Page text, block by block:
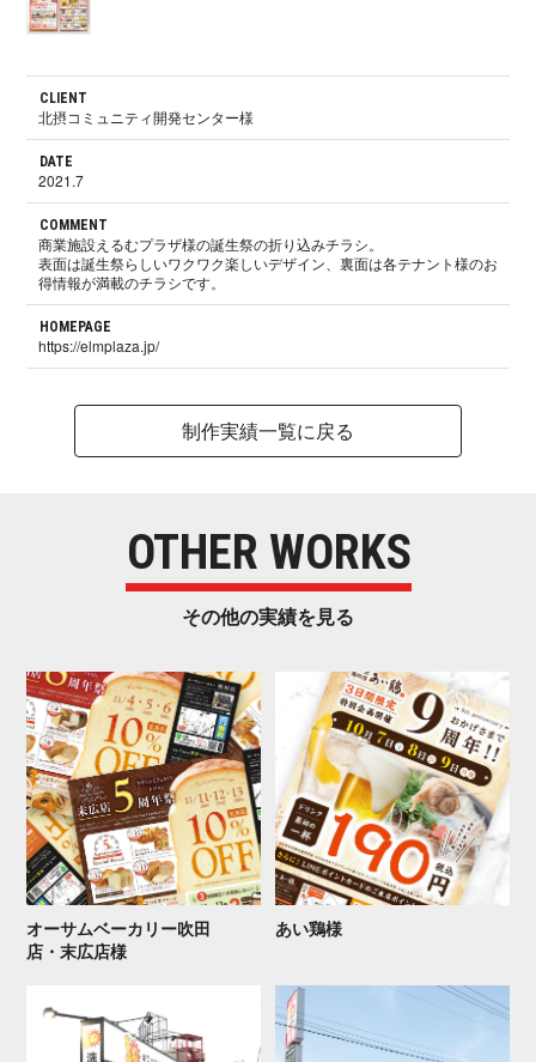
CLIENT
北摂コミュニティ開発センター様
DATE
2021.7
COMMENT
商業施設えるむプラザ様の誕生祭の折り込みチラシ。
表面は誕生祭らしいワクワク楽しいデザイン、裏面は各テナント様のお
得情報が満載のチラシです。
HOMEPAGE
https://elmplaza.jp/
制作実績一覧に戻る
OTHER WORKS
その他の実 績 を 見 る
オーサムベーカリー吹田
店・ 末 広 店 様
あ い 鶏 様